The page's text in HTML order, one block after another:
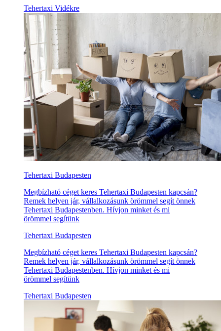
Tehertaxi Vidékre
Tehertaxi Budapesten
Megbízható céget keres Tehertaxi Budapesten kapcsán?
Remek helyen jár, vállalkozásunk örömmel segít önnek
Tehertaxi Budapestenben. Hívjon minket és mi
örömmel segítünk
Tehertaxi Budapesten
Megbízható céget keres Tehertaxi Budapesten kapcsán?
Remek helyen jár, vállalkozásunk örömmel segít önnek
Tehertaxi Budapestenben. Hívjon minket és mi
örömmel segítünk
Tehertaxi Budapesten